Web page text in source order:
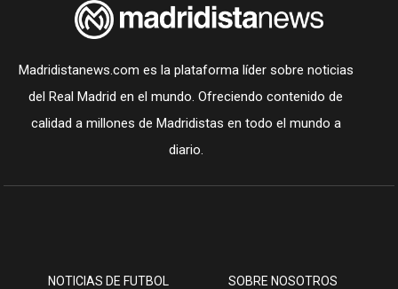
Madridistanews.com es la plataforma líder sobre noticias
del Real Madrid en el mundo. Ofreciendo contenido de
calidad a millones de Madridistas en todo el mundo a
diario.
NOTICIAS DE FUTBOL SOBRE NOSOTROS